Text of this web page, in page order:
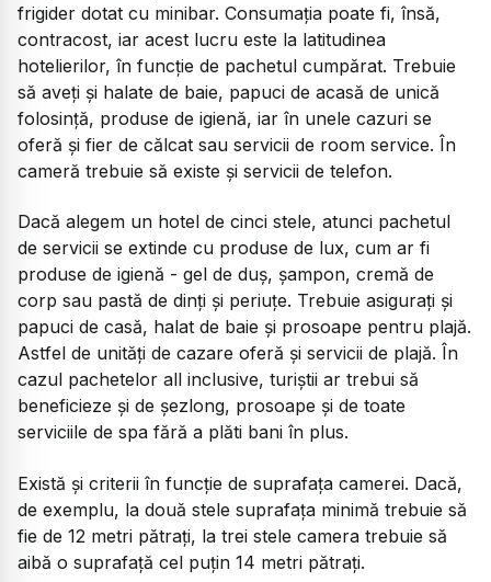
frigider dotat cu minibar. Consumația poate fi, însă,
contracost, iar acest lucru este la latitudinea
hotelierilor, în funcție de pachetul cumpărat. Trebuie
să aveți și halate de baie, papuci de acasă de unică
folosință, produse de igienă, iar în unele cazuri se
oferă și fier de călcat sau servicii de room service. În
cameră trebuie să existe și servicii de telefon.
Dacă alegem un hotel de cinci stele, atunci pachetul
de servicii se extinde cu produse de lux, cum ar fi
produse de igienă - gel de duș, șampon, cremă de
corp sau pastă de dinți și periuțe. Trebuie asigurați și
papuci de casă, halat de baie și prosoape pentru plajă.
Astfel de unități de cazare oferă și servicii de plajă. În
cazul pachetelor all inclusive, turiștii ar trebui să
beneficieze și de șezlong, prosoape și de toate
serviciile de spa fără a plăti bani în plus.
Există și criterii în funcție de suprafața camerei. Dacă,
de exemplu, la două stele suprafața minimă trebuie să
fie de 12 metri pătrați, la trei stele camera trebuie să
aibă o suprafață cel puțin 14 metri pătrați.